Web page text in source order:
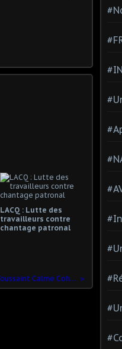
LACQ : Lutte des
travailleurs contre
chantage patronal
C0UVRE FEU: Le Pr J.F Toussaint Calme Cohérent Face à l'Éditorialiste FIGARO Qui Aboie Yves Thréard